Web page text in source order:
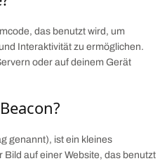
das benutzt wird, um
Interaktivität zu ermöglichen.
oder auf deinem Gerät
genannt), ist ein kleines
auf einer Website, das benutzt